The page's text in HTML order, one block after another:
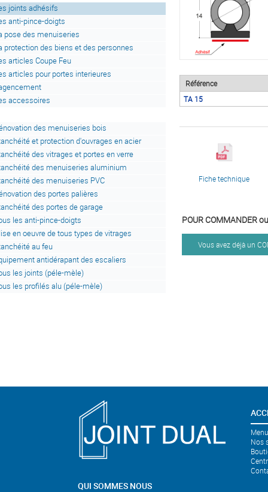
joints adhésifs
anti-pince-doigts
pose des menuiseries
protection des biens et des personnes
articles Coupe Feu
articles pour portes interieures
accessoires
des menuiseries bois
et protection d'ouvrages en acier
des vitrages et portes en verre
des menuiseries aluminium
des menuiseries PVC
des portes palières
des portes de garage
les anti-pince-doigts
en oeuvre de tous types de vitrages
au feu
antidérapant des escaliers
les joints (péle-mèle)
les profilés alu (péle-mèle)
Référence
TA 15
Fiche technique
POUR COMMANDER
Vous avez déjà un
QUI SOMMES NOUS
Nos